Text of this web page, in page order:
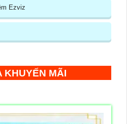
Ezviz
KHUYẾN MÃI